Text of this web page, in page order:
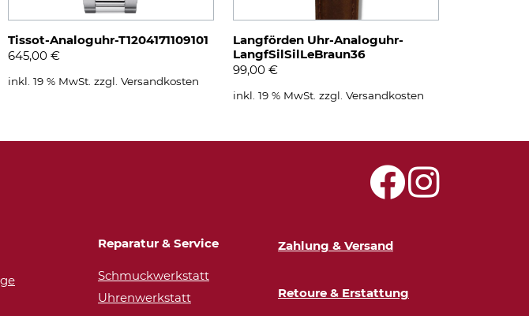
Tissot-Analoguhr-T1204171109101
645,00 €
inkl. 19 % MwSt. zzgl. Versandkosten
Langförden Uhr-Analoguhr-
LangfSilSilLeBraun36
99,00 €
inkl. 19 % MwSt. zzgl. Versandkosten
Reparatur & Service
Schmuckwerkstatt
Uhrenwerkstatt
Zahlung & Versand
Retoure & Erstattung